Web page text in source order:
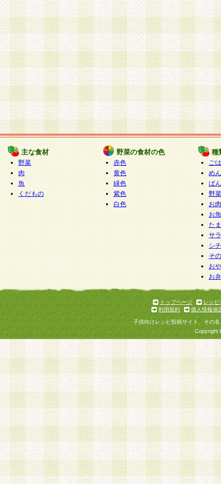
主な食材
野菜
肉
魚
くだもの
野菜の食材の色
赤色
黄色
緑色
紫色
白色
種
ご
めん
ぱん
野
お
お
た
サ
シ
そ
お
お
トップページ
レシピ
利用規約
個人情報保
子供向けレシピ投稿サイト、その
Copyright